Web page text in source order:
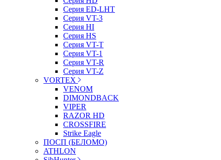
Серия ED-LHT
Серия VT-3
Серия HI
Серия HS
Серия VT-T
Серия VT-1
Серия VT-R
Серия VT-Z
VORTEX
VENOM
DIMONDBACK
VIPER
RAZOR HD
CROSSFIRE
Strike Eagle
ПОСП (БЕЛОМО)
ATHLON